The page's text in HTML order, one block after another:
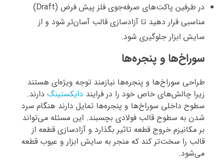
در طرفین پاکت‌های صرفه‌جوی فلز پیش فرض (Draft)
مناسبی قرار دهید تا آزادسازی قالب آسان‌تر شود و از
سایش ابزار جلوگیری شود.
سوراخ‌ها و پنجره‌ها
طراحی سوراخ‌ها و پنجره‌ها نیازمند توجه ویژه‌ای هستند
زیرا چالش‌های خاص خود را در فرایند دایکستینگ دارند.
سطوح داخلی سوراخ‌ها و پنجره‌ها تمایل دارند هنگام سرد
شدن به سطوح قالب فولادی بچسبند. این مسئله می‌تواند
بر مکانیزم خروج قطعه تاثیر بگذارد و آزادسازی قطعه از
قالب را سخت‌تر کند که منجر به سایش ابزار و عیوب قطعه
می‌شود.